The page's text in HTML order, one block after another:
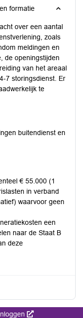
formatie
over een aantal
zoals
meldingen en
de openingstijden
van het areaal
7 storingsdienst. Er
te
buitendienst en
€ 55.000 (1
in verband
waarvoor geen
een
naar de Staat B
deze